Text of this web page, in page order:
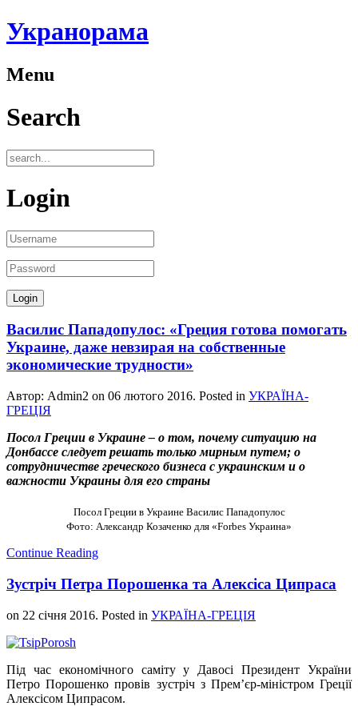
Укранорама
Menu
Search
Login
Василис Пападопулос: «Греция готова помогать
Украине, даже невзирая на собственные
экономические трудности»
Автор: Admin2 on 06 лютого 2016. Posted in УКРАЇНА-
ГРЕЦІЯ
Посол Греции в Украине – о том, почему ситуацию на
Донбассе следует решать только мирным путем; о
сотрудничестве греческого бизнеса с украинским и о
важности Украины для его страны
Посол Греции в Украине Василис Пападопулос
Фото: Александр Козаченко для «Forbes Украина»
Continue Reading
Зустріч Петра Порошенка та Алексіса Ципраса
on 22 січня 2016. Posted in УКРАЇНА-ГРЕЦІЯ
Під час економічного саміту у Давосі Президент України
Петро Порошенко провів зустріч з Прем’єр-міністром Греції
Алексісом Ципрасом.